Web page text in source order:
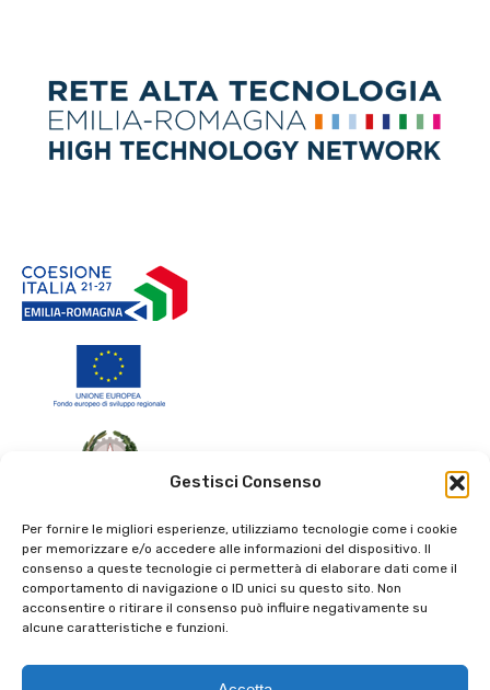
Gestisci Consenso
Per fornire le migliori esperienze, utilizziamo tecnologie come i cookie
per memorizzare e/o accedere alle informazioni del dispositivo. Il
consenso a queste tecnologie ci permetterà di elaborare dati come il
comportamento di navigazione o ID unici su questo sito. Non
acconsentire o ritirare il consenso può influire negativamente su
alcune caratteristiche e funzioni.